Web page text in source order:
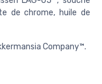
de chrome, huile de
Company™.